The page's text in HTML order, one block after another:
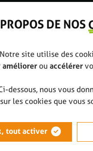
de la propreté de leur école
DE NOS
Notre site utilise des
améliorer ou accélérer
dessous, nous vous
sur les cookies que vous
tout activer